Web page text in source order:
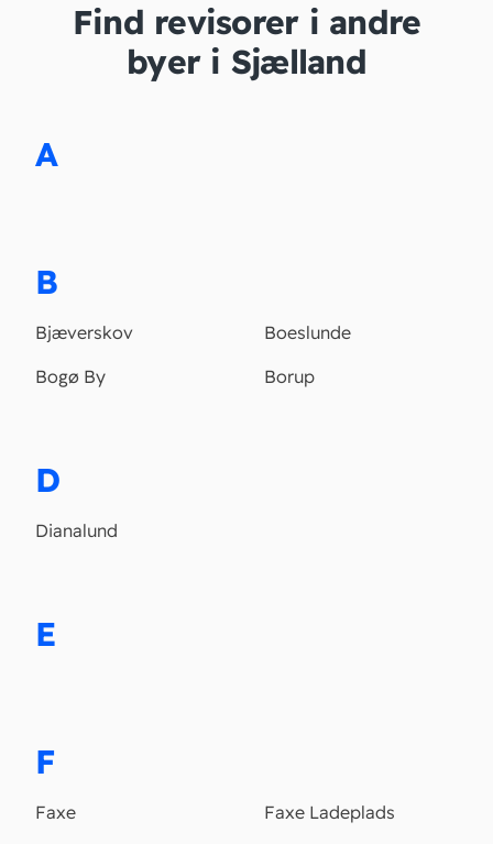
Find revisorer i andre
byer i Sjælland
A
B
Bjæverskov
Boeslunde
Bogø By
Borup
D
Dianalund
E
F
Faxe
Faxe Ladeplads